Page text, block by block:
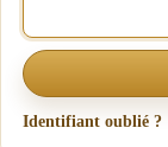
Identifiant oublié ?